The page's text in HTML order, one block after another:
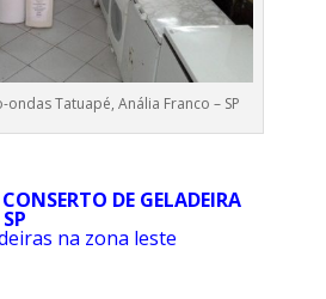
Tatuapé, Anália Franco – SP
DE GELADEIRA
na zona leste